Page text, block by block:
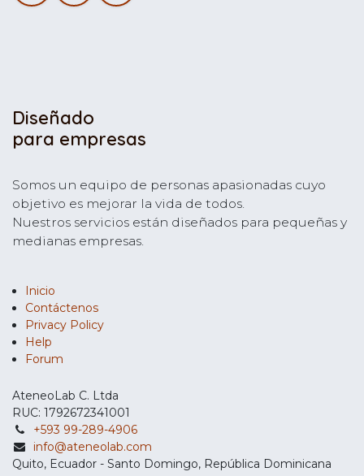
Diseñado
para empresas
Somos un equipo de personas apasionadas cuyo
objetivo es mejorar la vida de todos.
Nuestros servicios están diseñados para pequeñas y
medianas empresas.
Inicio
Contáctenos
Privacy Policy
Help
Forum
AteneoLab C. Ltda
RUC: 1792672341001
+593 99-289-4906
info@ateneolab.com
Quito, Ecuador - Santo Domingo, República Dominicana